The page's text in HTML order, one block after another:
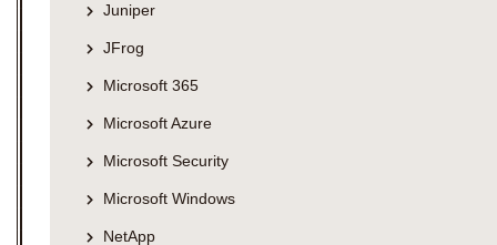
Juniper
JFrog
Microsoft 365
Microsoft Azure
Microsoft Security
Microsoft Windows
NetApp